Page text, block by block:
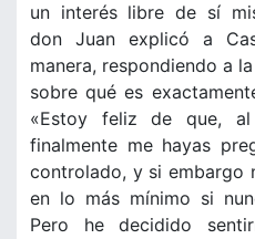
un interés libre de sí
don Juan explicó a
manera, respondiendo a
sobre qué es
«Estoy feliz de que,
finalmente me hayas
controlado, y si embargo
en lo más mínimo si
Pero he decidido